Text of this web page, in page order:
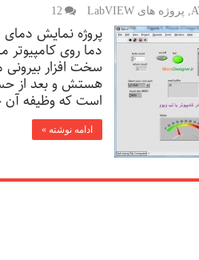
پروژه های LabVIEW 12
پروژه نمایش
دما روی
سخت افزار
هستش و بعد از حس
است که وظیفه آن
ادامه نوشته »